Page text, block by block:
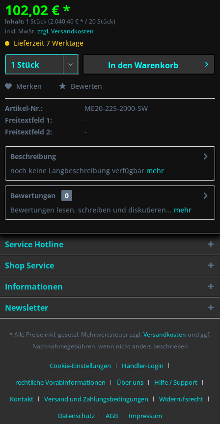
102,02 € *
Inhalt: 1 Stück (2.040,40 € * / 20 Stück)
inkl. MwSt.zzgl. Versandkosten
Lieferzeit 7 Werktage
In den Warenkorb
Merken Bewerten
Artikel-Nr.:
ME20-225-2000-SW
Freitextfeld 1:
-
Freitextfeld 2:
-
Beschreibung
noch keine Langbeschreibung verfügbar mehr
Bewertungen
0
Bewertungen lesen, schreiben und diskutieren... mehr
Service Hotline
Shop Service
Informationen
Newsletter
* Alle Preise inkl. gesetzl. Mehrwertsteuer zzgl. Versandkosten und ggf.
Nachnahmegebühren, wenn nicht anders beschrieben
Cookie-Einstellungen
Händler-Login
rechtliche Vorabinformationen
Über uns
Hilfe / Support
Kontakt
Versand und Zahlungsbedingungen
Widerrufsrecht
Datenschutz
AGB Impressum